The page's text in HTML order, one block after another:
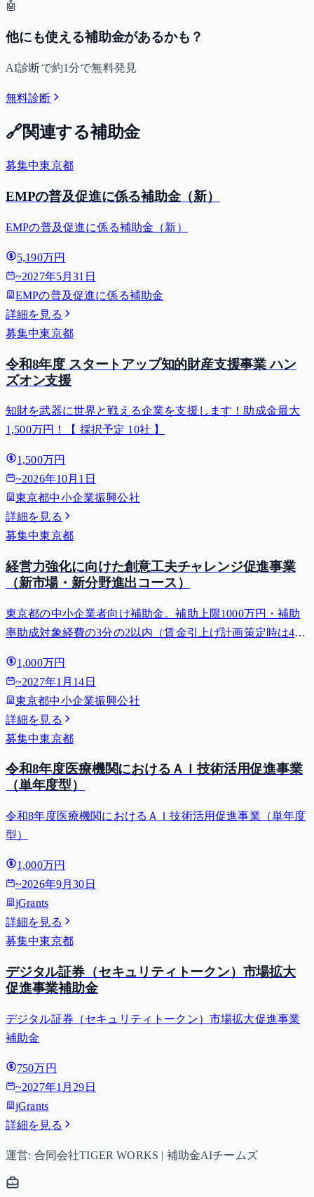
🤖
他にも使える補助金があるかも？
AI診断で約1分で無料発見
無料診断
🔗関連する補助金
募集中東京都
EMPの普及促進に係る補助金（新）
EMPの普及促進に係る補助金（新）
5,190万円
~2027年5月31日
EMPの普及促進に係る補助金
詳細を見る
募集中東京都
令和8年度 スタートアップ知的財産支援事業 ハン
ズオン支援
知財を武器に世界と戦える企業を支援します！助成金最大
1,500万円！【 採択予定 10社 】
1,500万円
~2026年10月1日
東京都中小企業振興公社
詳細を見る
募集中東京都
経営力強化に向けた創意工夫チャレンジ促進事業
（新市場・新分野進出コース）
東京都の中小企業者向け補助金。補助上限1000万円・補助
率助成対象経費の3分の2以内（賃金引上げ計画策定時は4分
拓・新事業展開。⚠️受付開始 2027-01-04（それまでは申請
でき...
1,000万円
~2027年1月14日
東京都中小企業振興公社
詳細を見る
募集中東京都
令和8年度医療機関におけるＡＩ技術活用促進事業
（単年度型）
令和8年度医療機関におけるＡＩ技術活用促進事業（単年度
型）
1,000万円
~2026年9月30日
jGrants
詳細を見る
募集中東京都
デジタル証券（セキュリティトークン）市場拡大
促進事業補助金
デジタル証券（セキュリティトークン）市場拡大促進事業
補助金
750万円
~2027年1月29日
jGrants
詳細を見る
運営: 合同会社TIGER WORKS | 補助金AIチームズ